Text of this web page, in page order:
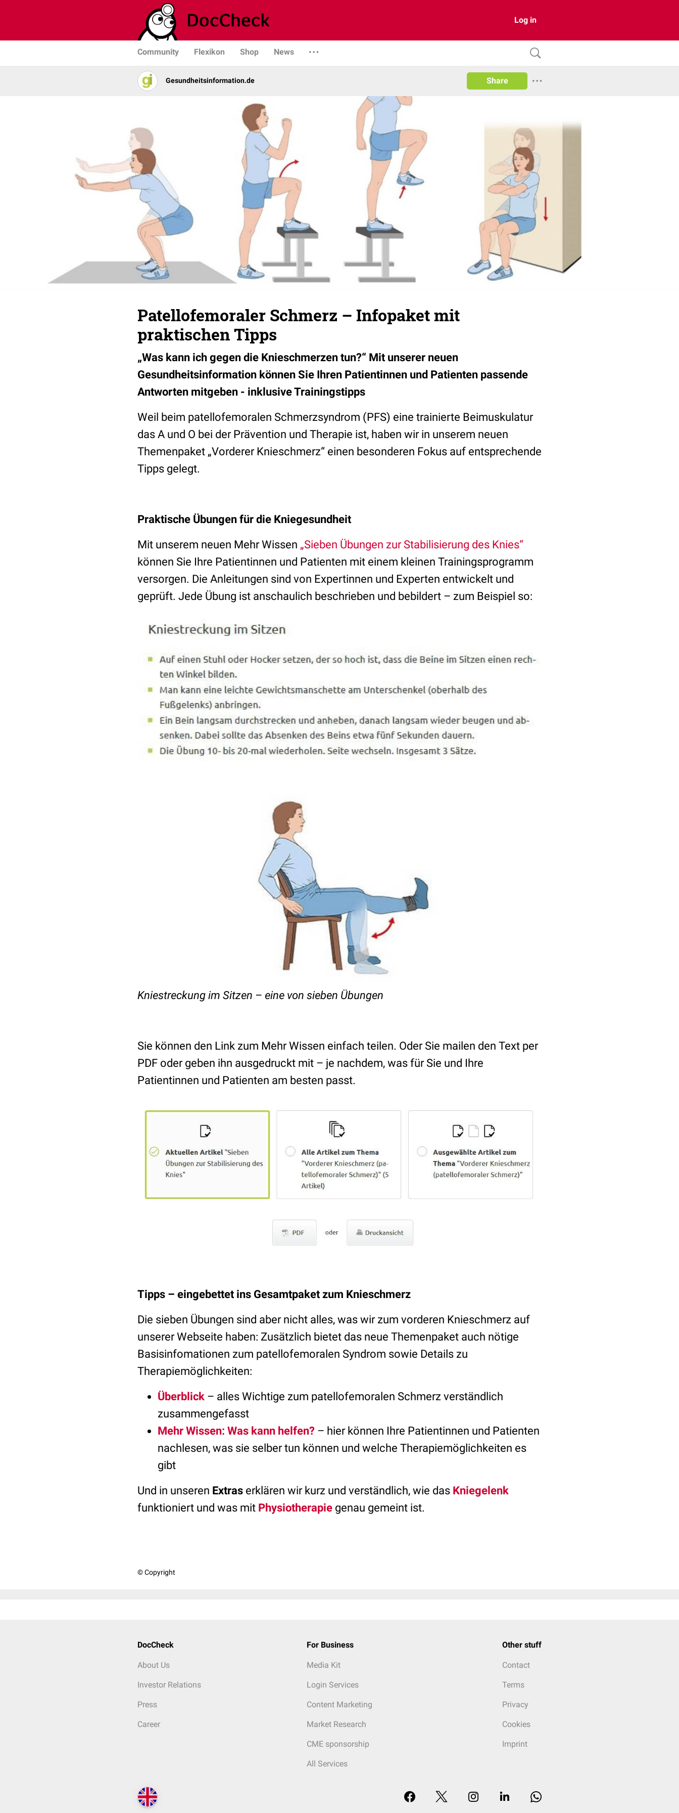
Log in
Community Flexikon Shop News
Gesundheits­­information.de Share
Patellofemoraler Schmerz – Infopaket mit
praktischen Tipps
„Was kann ich gegen die Knieschmerzen tun?“ Mit unserer neuen
Gesundheitsinformation können Sie Ihren Patientinnen und Patienten passende
Antworten mitgeben - inklusive Trainingstipps
Weil beim patellofemoralen Schmerzsyndrom (PFS) eine trainierte Beimuskulatur
das A und O bei der Prävention und Therapie ist, haben wir in unserem neuen
Themenpaket „Vorderer Knieschmerz“ einen besonderen Fokus auf entsprechende
Tipps gelegt.
Praktische Übungen für die Kniegesundheit
Mit unserem neuen Mehr Wissen „Sieben Übungen zur Stabilisierung des Knies“
können Sie Ihre Patientinnen und Patienten mit einem kleinen Trainingsprogramm
versorgen. Die Anleitungen sind von Expertinnen und Experten entwickelt und
geprüft. Jede Übung ist anschaulich beschrieben und bebildert – zum Beispiel so:
Kniestreckung im Sitzen – eine von sieben Übungen
Sie können den Link zum Mehr Wissen einfach teilen. Oder Sie mailen den Text per
PDF oder geben ihn ausgedruckt mit – je nachdem, was für Sie und Ihre
Patientinnen und Patienten am besten passt.
Tipps – eingebettet ins Gesamtpaket zum Knieschmerz
Die sieben Übungen sind aber nicht alles, was wir zum vorderen Knieschmerz auf
unserer Webseite haben: Zusätzlich bietet das neue Themenpaket auch nötige
Basisinfomationen zum patellofemoralen Syndrom sowie Details zu
Therapiemöglichkeiten:
Überblick – alles Wichtige zum patellofemoralen Schmerz verständlich
zusammengefasst
Mehr Wissen: Was kann helfen? – hier können Ihre Patientinnen und Patienten
nachlesen, was sie selber tun können und welche Therapiemöglichkeiten es
gibt
Und in unseren Extras erklären wir kurz und verständlich, wie das Kniegelenk
funktioniert und was mit Physiotherapie genau gemeint ist.
© Copyright
DocCheck
About Us
Investor Relations
Press
Career
For Business
Media Kit
Login Services
Content Marketing
Market Research
CME sponsorship
All Services
Other stuff
Contact
Terms
Privacy
Cookies
Imprint